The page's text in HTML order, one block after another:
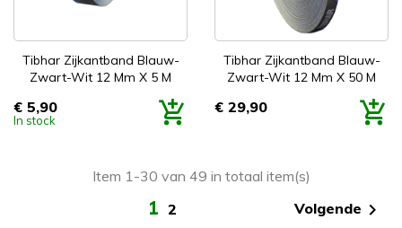
Tibhar Zijkantband Blauw-
Zwart-Wit 12 Mm X 5 M
Prijs
€ 5,90
In stock
Tibhar Zijkantband Blauw-
Zwart-Wit 12 Mm X 50 M
Prijs
€ 29,90
Item 1-30 van 49 in totaal item(s)
1 2 Volgende 